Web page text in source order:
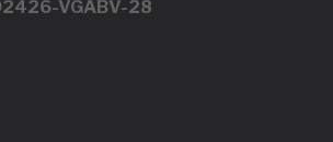
VGABV-28